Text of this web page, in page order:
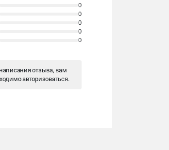
0
0
0
0
0
отзыва, вам
авторизоваться.